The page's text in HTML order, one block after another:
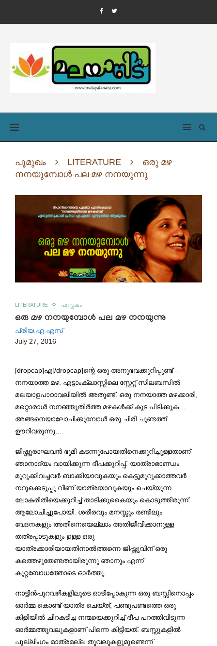
പൂമുഖം LITERATURE
ഒരു മഴ
നനയുമ്പോൾ പല മഴ നനയുന്നു
LITERATURE പുസ്തകം
ഒരു മഴ നനയുമ്പോൾ പല മഴ നനയുന്നു
പ്രിയ.എ.എസ്
July 27, 2016
[dropcap]എ[/dropcap]ന്റെ ഒരു അനുഭവക്കുറിപ്പുണ്ട് –
നനയാത്ത മഴ. എട്ടാംക്ലാസ്സിലെ സ്റ്റേറ്റ് സിലബസില്‍
മലയാളപാഠാവലിയില്‍ അതുണ്ട്. ഒരു നനയാത്ത മഴക്കാരി,
മറ്റൊരാള്‍ നനഞ്ഞുതീര്‍ത്ത മഴകള്‍ക്ക് കുട പിടിക്കുക…
അങ്ങനെയാലോചിക്കുമ്പോള്‍ ഒരു ചിരി ചുണ്ടത്ത്
ഊറിവരുന്നു….
ജിഷ്ണുരാഘവന്‍ ഭൂമി കടന്നുപോയതിനെക്കുറിച്ചുള്ളതാണ്
ഞാനാദ്യം വായിക്കുന്ന ദീപക്കുറിപ്പ്. യാത്രാഭാണ്ഡം
മുറുക്കിവച്ചവര്‍ ബാക്കിയാവുകയും കെട്ടുമുറുക്കാത്തവര്‍
നറുക്കെടുപ്പു വീണ് യാത്രയാവുകയും ചെയ്യുന്ന
ലോകരീതിയെക്കുറിച്ച് താടിക്കുകൈയും കൊടുത്തിരുന്ന്
ആലോചിച്ചുപോയി. ശരീരവും മനസ്സും രണ്ടിലും
വേദനകളും അതിനെയെല്ലാം അതിജീവിക്കാനുള്ള
തത്രപ്പാടുകളും ഉള്ള ഒരു
യാത്രക്കാരിയായതിനാല്‍ത്തന്നെ ജിഷ്ണുവിന് ഒരു
കത്തെഴുതേണ്ടതായിരുന്നു ഞാനും എന്ന്
കുറ്റബോധത്തോടെ ഓര്‍ത്തു.
നാട്ടിന്‍പുറവഴികളിലൂടെ ഓടിപ്പോകുന്ന ഒരു ബസ്സിനൊപ്പം
ഓര്‍മ്മ കൊണ്ട് യാത്ര ചെയ്ത്, പണ്ടുപണ്ടത്തെ ഒരു
കിളിയില്‍ ചിറകടിച്ച നന്മയെക്കുറിച്ച് ദീപ പറത്തിവിടുന്ന
ഓര്‍മ്മത്തൂവലുകളാണ് പിന്നെ കിട്ടിയത്. ബസ്സുകളില്‍
പുല്ലിംഗം മാത്രമല്ല തൂവലുകളുമുണ്ടെന്ന്